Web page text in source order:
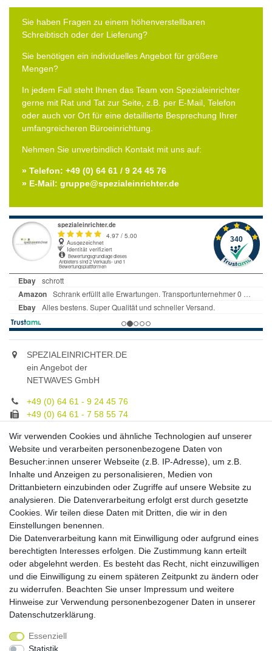
Sie haben Fragen zu einem höhenverstellbaren
Schreibtisch oder der Lieferung?
Sie benötigen ein individuelles Angebot für größere
Mengen?
In jedem Fall steht Ihnen das Team von Spezialeinrichter
gerne mit Rat und Tat zur Seite, z.B. per E-Mail, Telefon
oder auch vor Ort für eine detaillierte Besprechung Ihrer
umfangreicheren Büroeinrichtung.
Nehmen Sie unverbindlich Kontakt mit uns auf:
» Telefon: +49 (0) 64 61 / 9 24 45 76
» E-Mail: gruppe@spezialeinrichter.de
SPEZIALEINRICHTER.DE
ein Angebot der
NETWAVES GmbH
+49 (0) 64 61 - 9 24 45 76
+49 (0) 64 61 - 7 58 55 74
Unsere Fachberatung:
Montag - Freitag, 9.00 - 21.00
Zahlungsmöglichkeiten
Versandkosten
Versandarten
Auslandsversand, Hochgebirgs- oder
Insellieferung
Widerrufs­recht
Wir verwenden Cookies und ähnliche Technologien auf unserer
Website und verarbeiten personenbezogene Daten von
Besucher:innen unserer Webseite (z.B. IP-Adresse), um z.B.
Inhalte und Anzeigen zu personalisieren, Medien von
Drittanbietern einzubinden oder Zugriffe auf unsere Website zu
analysieren. Die Datenverarbeitung erfolgt erst durch gesetzte
Cookies. Wir teilen diese Daten mit Dritten, die wir in den
Einstellungen benennen.
Die Datenverarbeitung kann mit Einwilligung oder aufgrund eines
berechtigten Interesses erfolgen. Die Zustimmung kann erteilt
oder abgelehnt werden. Es besteht das Recht, nicht einzuwilligen
und die Einwilligung zu einem späteren Zeitpunkt zu ändern oder
zu widerrufen. Beachten Sie unser Impressum und weitere
Hinweise zur Verwendung personenbezogener Daten in unserer
Daten­schutz­erklärung
Essenziell
Statistik